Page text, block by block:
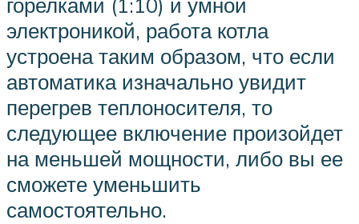
электроникой, работа котла
устроена таким образом, что если
автоматика изначально увидит
перегрев теплоносителя, то
следующее включение произойдет
на меньшей мощности, либо вы ее
сможете уменьшить
самостоятельно.